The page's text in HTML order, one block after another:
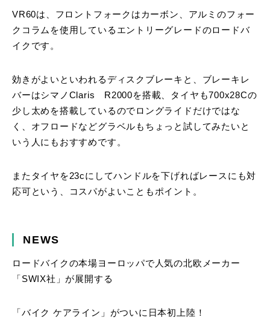
VR60は、フロントフォークはカーボン、アルミのフォー
クコラムを使用しているエントリーグレードのロードバ
イクです。
効きがよいといわれるディスクブレーキと、ブレーキレ
バーはシマノClaris R2000を搭載、タイヤも700x28Cの
少し太めを搭載しているのでロングライドだけではな
く、オフロードなどグラベルもちょっと試してみたいと
いう人にもおすすめです。
またタイヤを23cにしてハンドルを下げればレースにも対
応可という、コスパがよいこともポイント。
NEWS
ロードバイクの本場ヨーロッパで人気の北欧メーカー
「SWIX社」が展開する
「バイク ケアライン」がついに日本初上陸！